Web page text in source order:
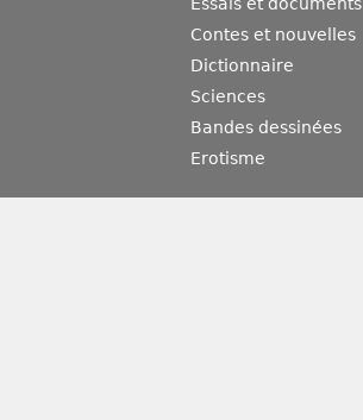
Essais et documents
Contes et nouvelles
Dictionnaire
Sciences
Bandes dessinées
Erotisme